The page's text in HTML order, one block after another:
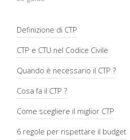
Definizione di CTP
CTP e CTU nel Codice Civile
Quando è necessario il CTP ?
Cosa fa il CTP ?
Come scegliere il miglior CTP
6 regole per rispettare il budget